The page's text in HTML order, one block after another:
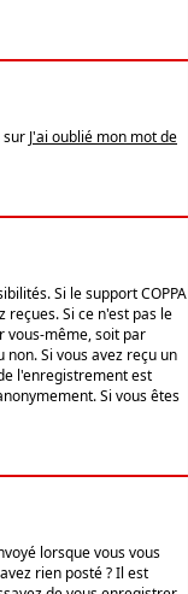
sur J'ai oublié mon mot de
Si le support COPPA
Si ce n'est pas le
vous-même, soit par
Si vous avez reçu un
l'enregistrement est
Si vous êtes
lorsque vous vous
rien posté ? Il est